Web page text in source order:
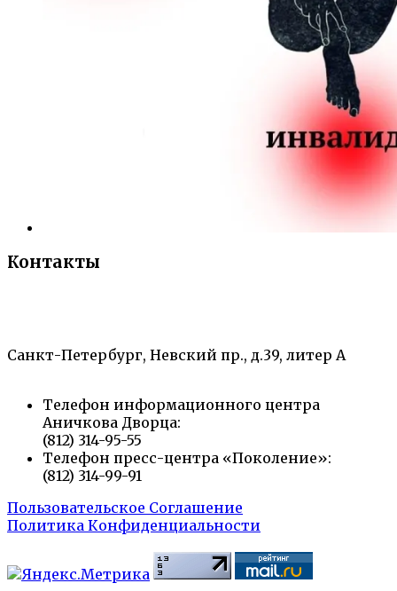
Контакты
Санкт-Петербург, Невский пр., д.39, литер А
Телефон информационного центра
Аничкова Дворца:
(812) 314-95-55
Телефон пресс-центра «Поколение»:
(812) 314-99-91
Пользовательское Соглашение
Политика Конфиденциальности